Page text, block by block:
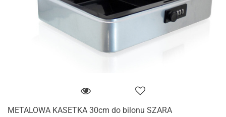
METALOWA KASETKA 30cm do bilonu SZARA